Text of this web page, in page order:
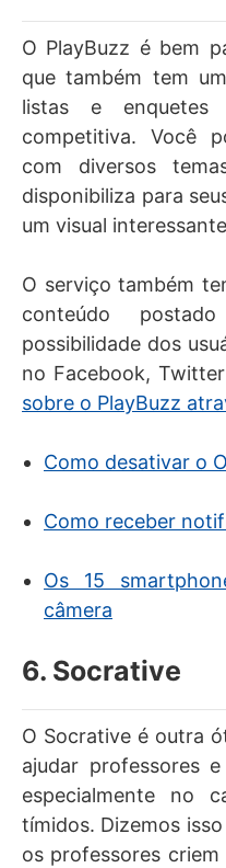
O PlayBuzz é bem
que também tem
listas e
competitiva. Você
com diversos
disponibiliza para
um visual
O serviço também
conteúdo
possibilidade dos
no Facebook,
sobre o PlayBuzz
Como desativar o
Como receber
Os 15
câmera
6. Socrative
O Socrative é outra
ajudar professores
especialmente no
tímidos. Dizemos
os professores